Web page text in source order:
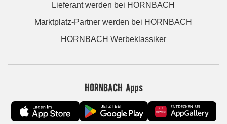
Lieferant werden bei HORNBACH
Marktplatz-Partner werden bei HORNBACH
HORNBACH Werbeklassiker
HORNBACH Apps